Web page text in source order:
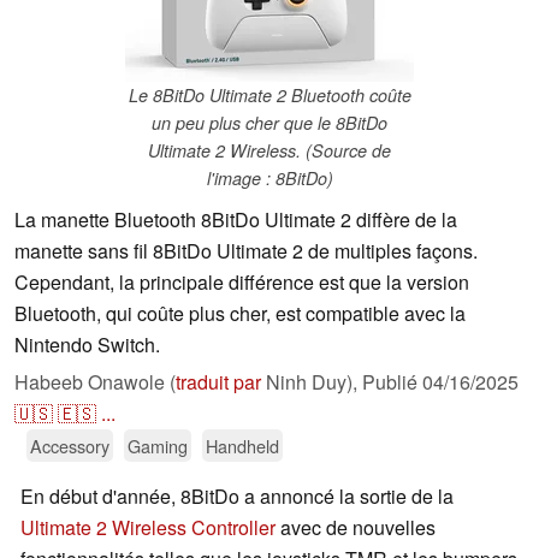
Le 8BitDo Ultimate 2 Bluetooth coûte
un peu plus cher que le 8BitDo
Ultimate 2 Wireless. (Source de
l'image : 8BitDo)
La manette Bluetooth 8BitDo Ultimate 2 diffère de la
manette sans fil 8BitDo Ultimate 2 de multiples façons.
Cependant, la principale différence est que la version
Bluetooth, qui coûte plus cher, est compatible avec la
Nintendo Switch.
Habeeb Onawole (traduit parNinh Duy), Publié04/16/2025
🇺🇸🇪🇸 ...
Accessory Gaming Handheld
En début d'année, 8BitDo a annoncé la sortie de la
Ultimate 2 Wireless Controlleravec de nouvelles